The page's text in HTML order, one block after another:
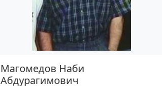
Магомедов Наби
Абдурагимович